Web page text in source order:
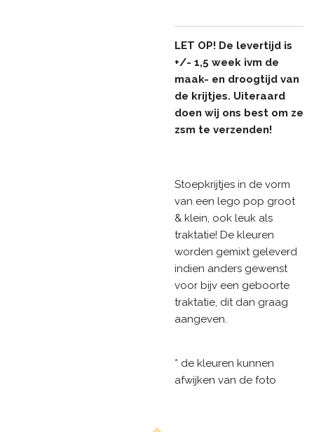
LET OP! De levertijd is
+/- 1,5 week ivm de
maak- en droogtijd van
de krijtjes. Uiteraard
doen wij ons best om ze
zsm te verzenden!
Stoepkrijtjes in de vorm
van een lego pop groot
& klein, ook leuk als
traktatie! De kleuren
worden gemixt geleverd
indien anders gewenst
voor bijv een geboorte
traktatie, dit dan graag
aangeven.
* de kleuren kunnen
afwijken van de foto